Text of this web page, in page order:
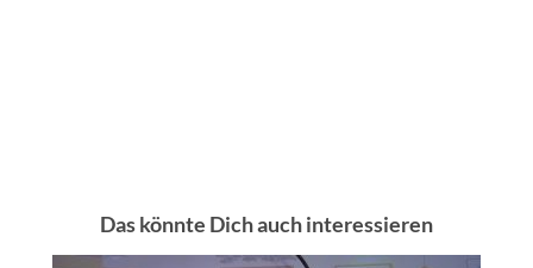
Das könnte Dich auch interessieren